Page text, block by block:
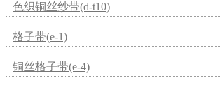
色织铜丝纱带(d-t10)
格子带(e-1)
铜丝格子带(e-4)